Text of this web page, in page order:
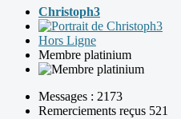
Christoph3
Hors Ligne
Membre platinium
Messages : 2173
Remerciements reçus 521